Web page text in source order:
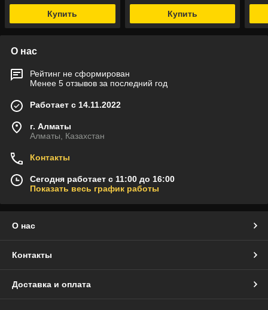
Купить Купить
О нас
Рейтинг не сформирован
Менее 5 отзывов за последний год
Работает с 14.11.2022
г. Алматы
Алматы, Казахстан
Контакты
Сегодня работает с 11:00 до 16:00
Показать весь график работы
О нас
Контакты
Доставка и оплата